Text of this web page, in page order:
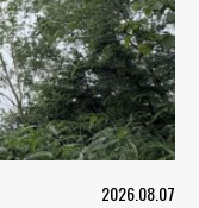
2026.08.07